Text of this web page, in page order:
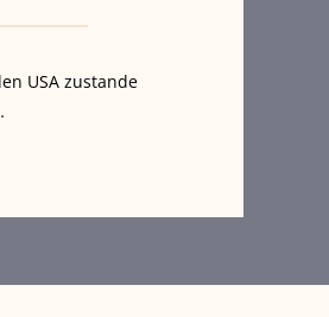
USA zustande